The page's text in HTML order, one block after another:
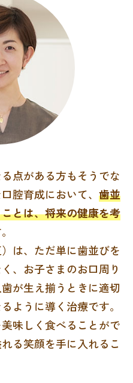
点がある方もそうでな
腔育成において、 歯並
とは、将来の健康を考
は、ただ単に歯並びを
、お子さまのお口周り
が生え揃うときに適切
ように導く治療です。
味しく食べることがで
る笑顔を手に入れるこ